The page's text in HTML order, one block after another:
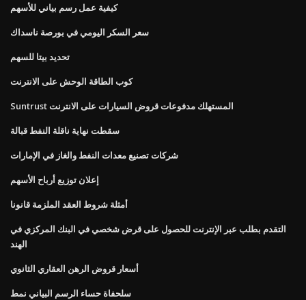
كيفية عمل رسم بياني للأسهم
سعر السكر اليومي في بورصة ناسداك
تحديد بيتا للسهم
كوب الطاقة الوحش على الانترنت
Suntrust المستهلك مدفوعات قروض السيارات على الانترنت
سقطت نهاية ناقلة النفط قبالة
شركات تصنيع معدات النفط والغاز في الإمارات
إعلان توزيع أرباح الأسهم
أمثلة شروط العقد الملزمة قانونا
التقدم بطلب عبر الإنترنت للحصول على قرض شخصي في البنك المركزي في
الهند
أسعار قروض الرهن العقاري الثانوي
سلحفاة حساء الرسم البياني نمط